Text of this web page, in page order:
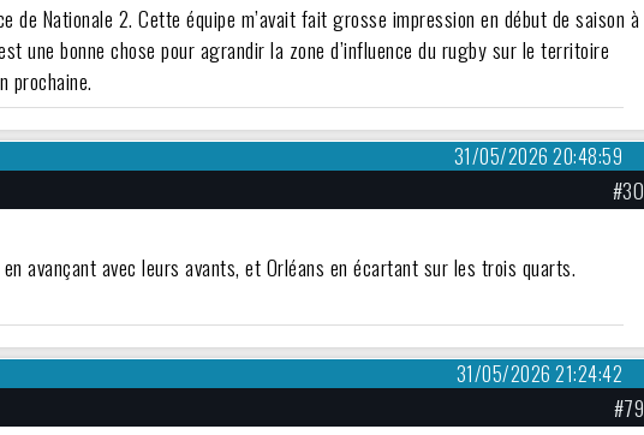
de Nationale 2. Cette équipe m’avait fait grosse impression en début de saison à
une bonne chose pour agrandir la zone d’influence du rugby sur le territoire
prochaine.
31/05/2026 20:48:59
#30
avançant avec leurs avants, et Orléans en écartant sur les trois quarts.
31/05/2026 21:24:42
#79